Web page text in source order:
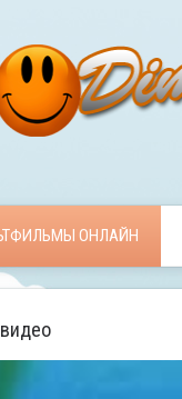
ОНЛАЙН